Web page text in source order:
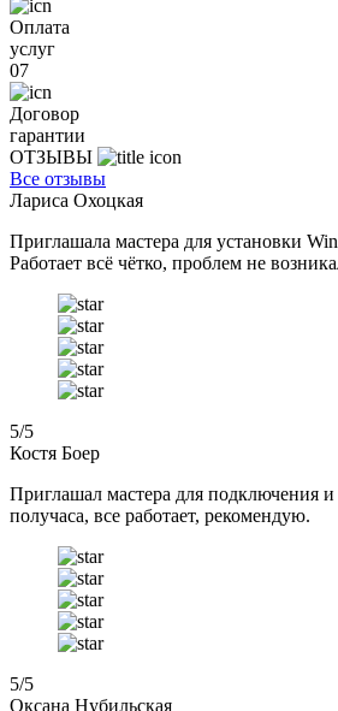
Оплата
услуг
07
Договор
гарантии
ОТЗЫВЫ
Все отзывы
Лариса Охоцкая
Приглашала мастера для установки
Работает всё чётко, проблем не
5/5
Костя Боер
Приглашал мастера для подключения
получаса, все работает, рекомендую.
5/5
Оксана Нубильская